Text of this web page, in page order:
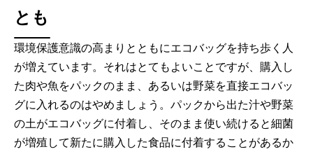
とも
環境保護意識の高まりとともにエコバッグを持ち歩く人
が増えています。それはとてもよいことですが、購入し
た肉や魚をパックのまま、あるいは野菜を直接エコバッ
グに入れるのはやめましょう。パックから出た汁や野菜
の土がエコバッグに付着し、そのまま使い続けると細菌
が増殖して新たに購入した食品に付着することがあるか